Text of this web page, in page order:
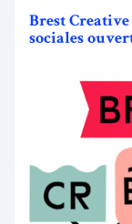
Brest
sociales